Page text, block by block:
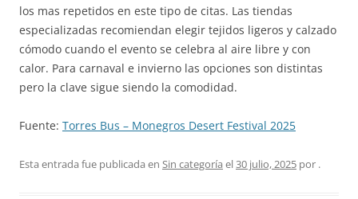
los mas repetidos en este tipo de citas. Las tiendas
especializadas recomiendan elegir tejidos ligeros y calzado
cómodo cuando el evento se celebra al aire libre y con
calor. Para carnaval e invierno las opciones son distintas
pero la clave sigue siendo la comodidad.
Fuente: Torres Bus – Monegros Desert Festival 2025
Esta entrada fue publicada en Sin categoría el30 julio, 2025 por .